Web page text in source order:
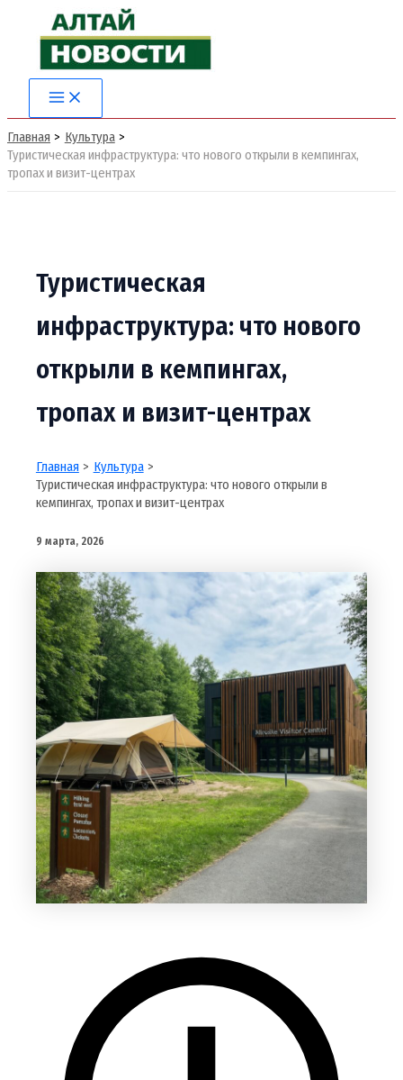
содержимому
Main
Menu
Главная
Культура
Туристическая инфраструктура: что нового открыли в кемпингах,
тропах и визит-центрах
Туристическая
инфраструктура: что нового
открыли в кемпингах,
тропах и визит-центрах
Главная
Культура
Туристическая инфраструктура: что нового открыли в
кемпингах, тропах и визит-центрах
9 марта, 2026